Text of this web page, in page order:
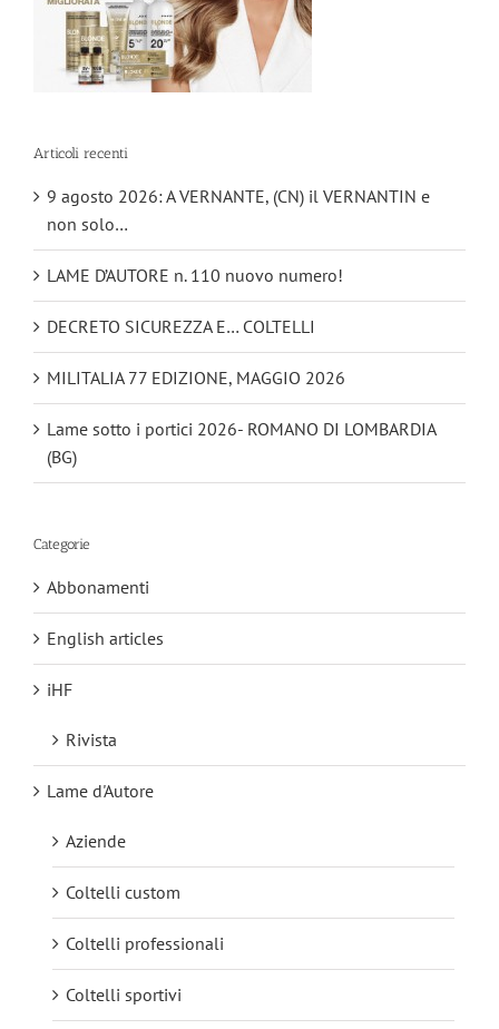
Articoli recenti
9 agosto 2026: A VERNANTE, (CN) il VERNANTIN e
non solo…
LAME D’AUTORE n. 110 nuovo numero!
DECRETO SICUREZZA E… COLTELLI
MILITALIA 77 EDIZIONE, MAGGIO 2026
Lame sotto i portici 2026- ROMANO DI LOMBARDIA
(BG)
Categorie
Abbonamenti
English articles
iHF
Rivista
Lame d'Autore
Aziende
Coltelli custom
Coltelli professionali
Coltelli sportivi